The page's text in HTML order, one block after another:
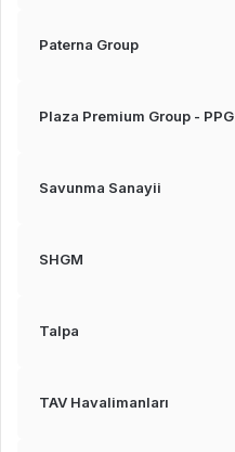
Paterna Group
Plaza Premium Group - PPG
Savunma Sanayii
SHGM
Talpa
TAV Havalimanları